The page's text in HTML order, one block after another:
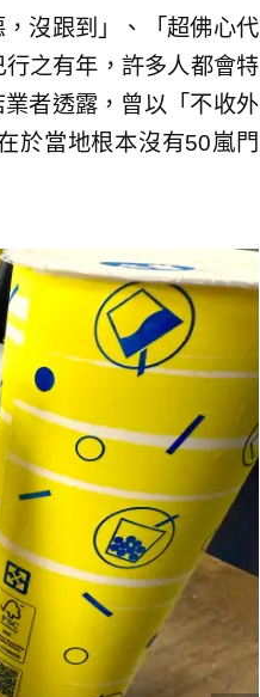
沒跟到」、「超佛心代
之有年，許多人都會特
者透露，曾以「不收外
於當地根本沒有50嵐門